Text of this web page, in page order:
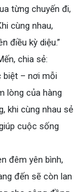
từng chuyến đi,
cùng nhau,
điều kỳ diệu.”
chia sẻ:
biệt – nơi mỗi
lòng của hàng
khi cùng nhau sẻ
cuộc sống
đêm yên bình,
đến sẽ còn lan